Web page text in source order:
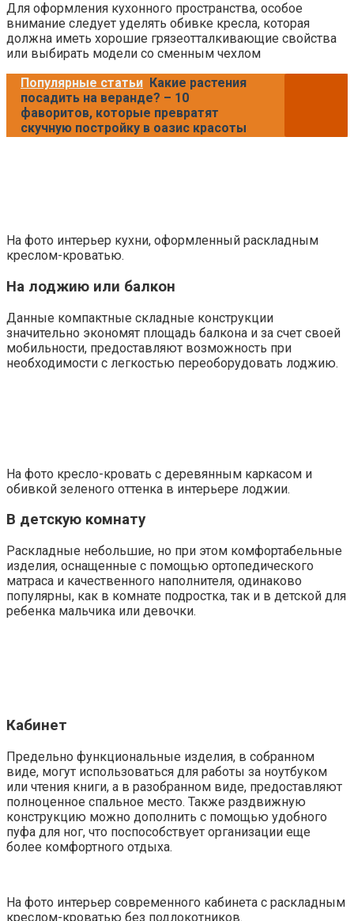
Для оформления кухонного пространства, особое
внимание следует уделять обивке кресла, которая
должна иметь хорошие грязеотталкивающие свойства
или выбирать модели со сменным чехлом
Популярные статьи Какие растения
посадить на веранде? – 10
фаворитов, которые превратят
скучную постройку в оазис красоты
На фото интерьер кухни, оформленный раскладным
креслом-кроватью.
На лоджию или балкон
Данные компактные складные конструкции
значительно экономят площадь балкона и за счет своей
мобильности, предоставляют возможность при
необходимости с легкостью переоборудовать лоджию.
На фото кресло-кровать с деревянным каркасом и
обивкой зеленого оттенка в интерьере лоджии.
В детскую комнату
Раскладные небольшие, но при этом комфортабельные
изделия, оснащенные с помощью ортопедического
матраса и качественного наполнителя, одинаково
популярны, как в комнате подростка, так и в детской для
ребенка мальчика или девочки.
Кабинет
Предельно функциональные изделия, в собранном
виде, могут использоваться для работы за ноутбуком
или чтения книги, а в разобранном виде, предоставляют
полноценное спальное место. Также раздвижную
конструкцию можно дополнить с помощью удобного
пуфа для ног, что поспособствует организации еще
более комфортного отдыха.
На фото интерьер современного кабинета с раскладным
креслом-кроватью без подлокотников.